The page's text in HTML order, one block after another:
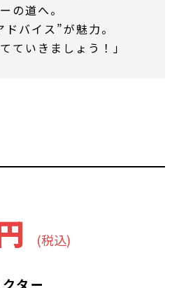
の道へ。
バイス”が魅力。
ていきましょう！」
(税込)
ター